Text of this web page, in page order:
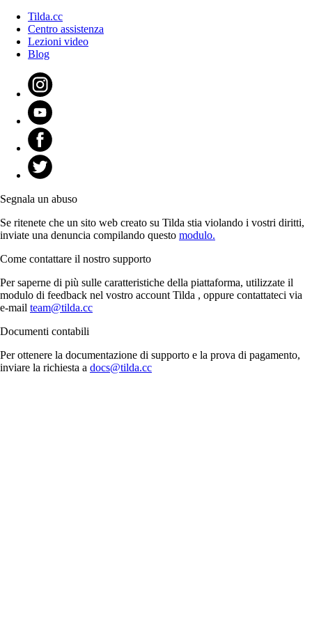
Tilda.cc
Centro assistenza
Lezioni video
Blog
Segnala un abuso
Se ritenete che un sito web creato su Tilda stia violando i vostri diritti,
inviate una denuncia compilando questo modulo.
Come contattare il nostro supporto
Per saperne di più sulle caratteristiche della piattaforma, utilizzate il
modulo di feedback nel vostro account Tilda , oppure contattateci via
e-mail team@tilda.cc
Documenti contabili
Per ottenere la documentazione di supporto e la prova di pagamento,
inviare la richiesta a docs@tilda.cc